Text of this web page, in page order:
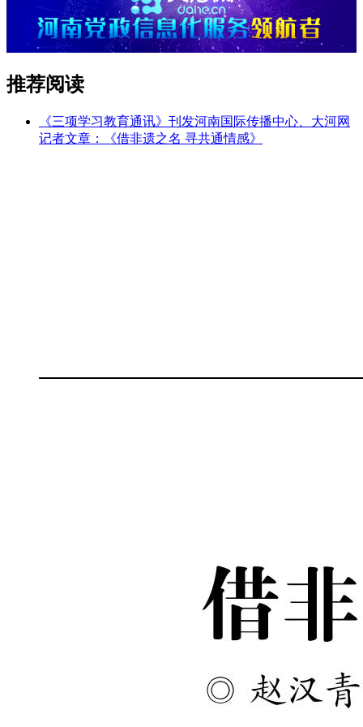
推荐阅读
《三项学习教育通讯》刊发河南国际传播中心、大河网
记者文章：《借非遗之名 寻共通情感》